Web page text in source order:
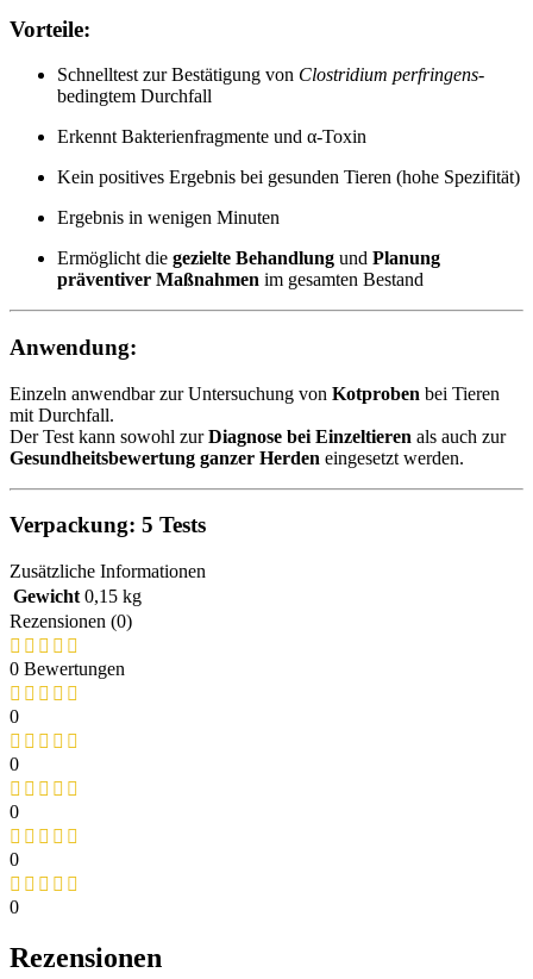
Vorteile:
Schnelltest zur Bestätigung von Clostridium perfringens-
bedingtem Durchfall
Erkennt Bakterienfragmente und α-Toxin
Kein positives Ergebnis bei gesunden Tieren (hohe Spezifität)
Ergebnis in wenigen Minuten
Ermöglicht die gezielte Behandlung und Planung
präventiver Maßnahmen im gesamten Bestand
Anwendung:
Einzeln anwendbar zur Untersuchung von Kotproben bei Tieren
mit Durchfall.
Der Test kann sowohl zurDiagnose bei Einzeltieren als auch zur
Gesundheitsbewertung ganzer Herden eingesetzt werden.
Verpackung: 5 Tests
Zusätzliche Informationen
Gewicht 0,15 kg
Rezensionen (0)
0 Bewertungen
0
0
0
0
0
Rezensionen